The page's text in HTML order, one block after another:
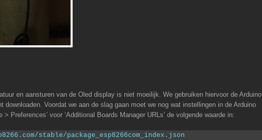
en aansturen van de Oled display is niet moeilijk. We gebruiken hiervoor de Arduino
downloaden. Voordat we aan de slag gaan moet we nog wat instellingen in de Arduino
> Preferences’ voor ‘Additional Boards Manager URLs’ de volgende waarde in:
stable/package_esp8266com_index.json